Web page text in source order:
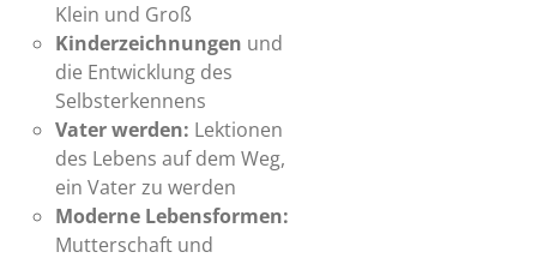
Klein und Groß
Kinderzeichnungen und
die Entwicklung des
Selbsterkennens
Vater werden: Lektionen
des Lebens auf dem Weg,
ein Vater zu werden
Moderne Lebensformen:
Mutterschaft und